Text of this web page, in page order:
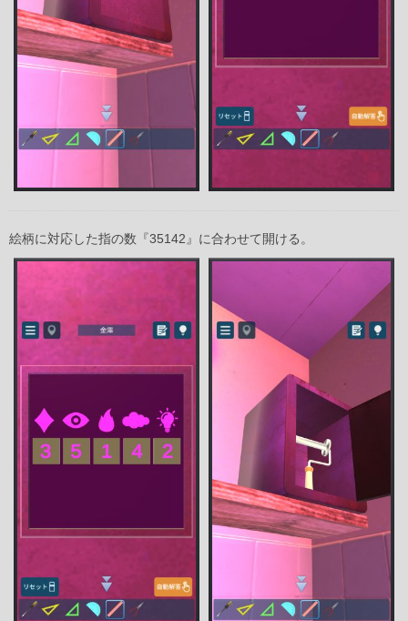
絵柄に対応した指の数『35142』に合わせて開ける。